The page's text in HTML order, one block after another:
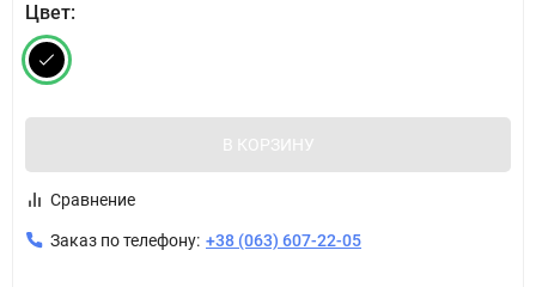
Цвет:
В КОРЗИНУ
Сравнение
Заказ по телефону: +38 (063) 607-22-05